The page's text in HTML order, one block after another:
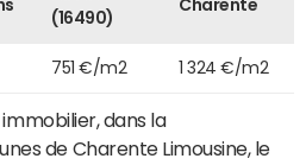
(16490)
Charente
751 €/m2 1 324 €/m2
dans la
de Charente Limousine, le